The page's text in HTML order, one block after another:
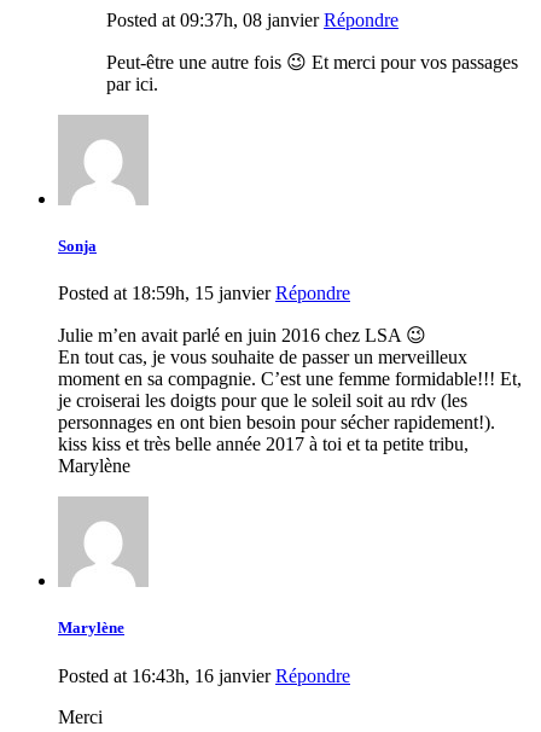
Posted at 09:37h, 08 janvier Répondre
Peut-être une autre fois 😉 Et merci pour vos passages
par ici.
Sonja
Posted at 18:59h, 15 janvier Répondre
Julie m’en avait parlé en juin 2016 chez LSA 😉
En tout cas, je vous souhaite de passer un merveilleux
moment en sa compagnie. C’est une femme formidable!!! Et,
je croiserai les doigts pour que le soleil soit au rdv (les
personnages en ont bien besoin pour sécher rapidement!).
kiss kiss et très belle année 2017 à toi et ta petite tribu,
Marylène
Marylène
Posted at 16:43h, 16 janvier Répondre
Merci